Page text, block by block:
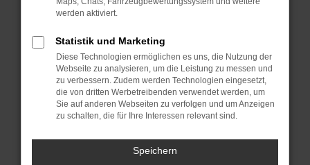
Internetverbindung.
deine Suchmaschine?
Prüfe deine Browsererweiterungen.
Manche Erweiterungen, wie
Werbeblocker, können das Laden
bestimmter Seiten verhindern.
Funktioniert die Seite in einem anderen
Browser oder in einem privaten Fenster?
werden aktiviert.
Statistik und Marketing
Diese Technologien ermöglichen es uns, die Nutzung der
Webseite zu analysieren, um die Leistung zu messen und
zu verbessern. Zudem werden Technologien eingesetzt,
die von dritten Werbetreibenden verwendet werden, um
Sie auf anderen Webseiten zu verfolgen und um Anzeigen
zu schalten, die für Ihre Interessen relevant sind.
Speichern